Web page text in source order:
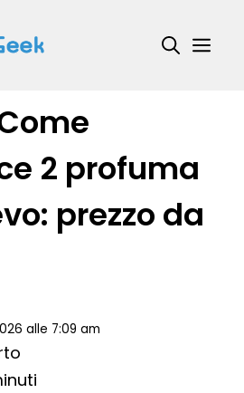
2 profuma
prezzo da
alle 7:09 am